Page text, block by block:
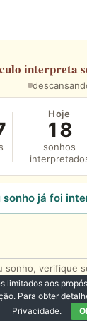
interpreta
Hoje
18
sonhos
sonho já foi
sonho, verifique
para o
limitados aos
Para obter
Privacidade.